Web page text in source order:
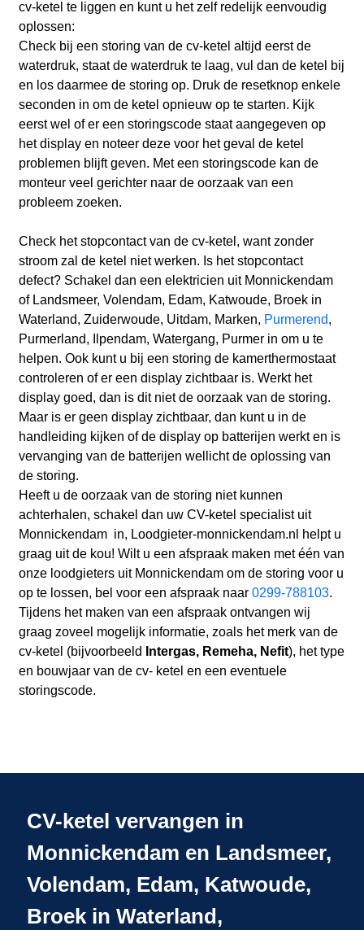
cv-ketel te liggen en kunt u het zelf redelijk eenvoudig
oplossen:
Check bij een storing van de cv-ketel altijd eerst de
waterdruk, staat de waterdruk te laag, vul dan de ketel bij
en los daarmee de storing op. Druk de resetknop enkele
seconden in om de ketel opnieuw op te starten. Kijk
eerst wel of er een storingscode staat aangegeven op
het display en noteer deze voor het geval de ketel
problemen blijft geven. Met een storingscode kan de
monteur veel gerichter naar de oorzaak van een
probleem zoeken.
Check het stopcontact van de cv-ketel, want zonder
stroom zal de ketel niet werken. Is het stopcontact
defect? Schakel dan een elektricien uit Monnickendam
of Landsmeer, Volendam, Edam, Katwoude, Broek in
Waterland, Zuiderwoude, Uitdam, Marken, Purmerend,
Purmerland, Ilpendam, Watergang, Purmer in om u te
helpen. Ook kunt u bij een storing de kamerthermostaat
controleren of er een display zichtbaar is. Werkt het
display goed, dan is dit niet de oorzaak van de storing.
Maar is er geen display zichtbaar, dan kunt u in de
handleiding kijken of de display op batterijen werkt en is
vervanging van de batterijen wellicht de oplossing van
de storing.
Heeft u de oorzaak van de storing niet kunnen
achterhalen, schakel dan uw CV-ketel specialist uit
Monnickendam in, Loodgieter-monnickendam.nl helpt u
graag uit de kou! Wilt u een afspraak maken met één van
onze loodgieters uit Monnickendam om de storing voor u
op te lossen, bel voor een afspraak naar 0299-788103.
Tijdens het maken van een afspraak ontvangen wij
graag zoveel mogelijk informatie, zoals het merk van de
cv-ketel (bijvoorbeeld
Intergas, Remeha, Nefit), het type
en bouwjaar van de cv- ketel en een eventuele
storingscode.
CV-ketel vervangen in
Monnickendam en Landsmeer,
Volendam, Edam, Katwoude,
Broek in Waterland,